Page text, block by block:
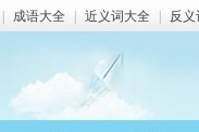
成语大全 近义词大全 反义